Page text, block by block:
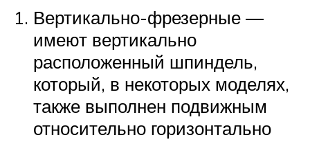
Вертикально-фрезерные —
имеют вертикально
расположенный шпиндель,
который, в некоторых моделях,
также выполнен подвижным
относительно горизонтально